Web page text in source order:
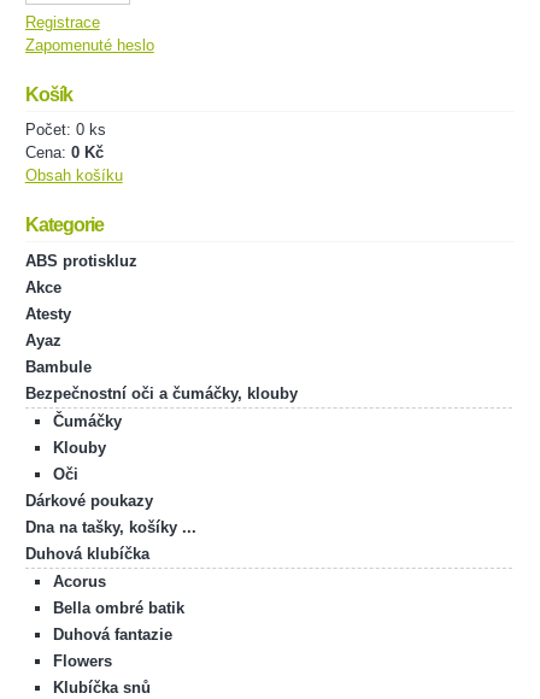
Registrace
Zapomenuté heslo
Košík
Počet: 0 ks
Cena: 0 Kč
Obsah košíku
Kategorie
ABS protiskluz
Akce
Atesty
Ayaz
Bambule
Bezpečnostní oči a čumáčky, klouby
Čumáčky
Klouby
Oči
Dárkové poukazy
Dna na tašky, košíky ...
Duhová klubíčka
Acorus
Bella ombré batik
Duhová fantazie
Flowers
Klubíčka snů